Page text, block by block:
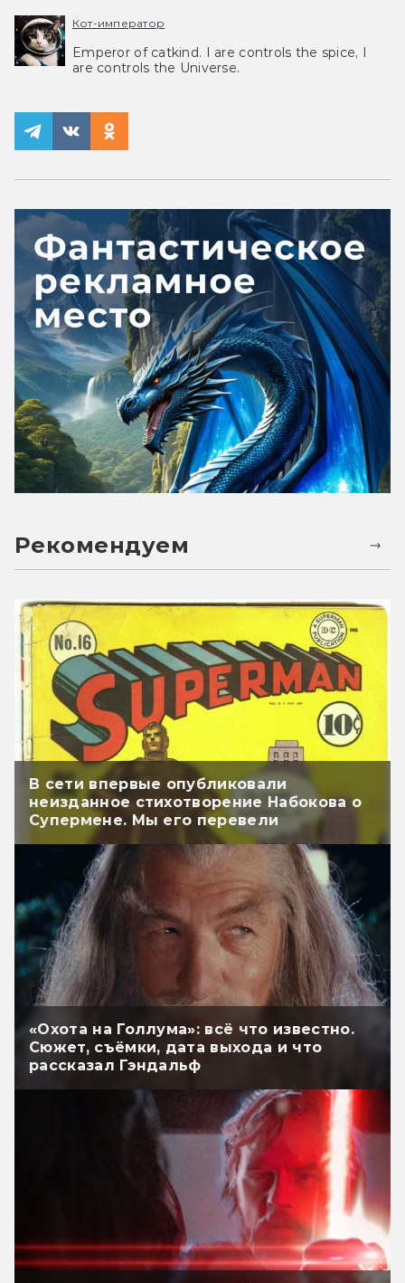
Кот-император
Emperor of catkind. I are controls the spice, I
are controls the Universe.
Рекомендуем
В сети впервые опубликовали
неизданное стихотворение Набокова о
Супермене. Мы его перевели
«Охота на Голлума»: всё что известно.
Сюжет, съёмки, дата выхода и что
рассказал Гэндальф